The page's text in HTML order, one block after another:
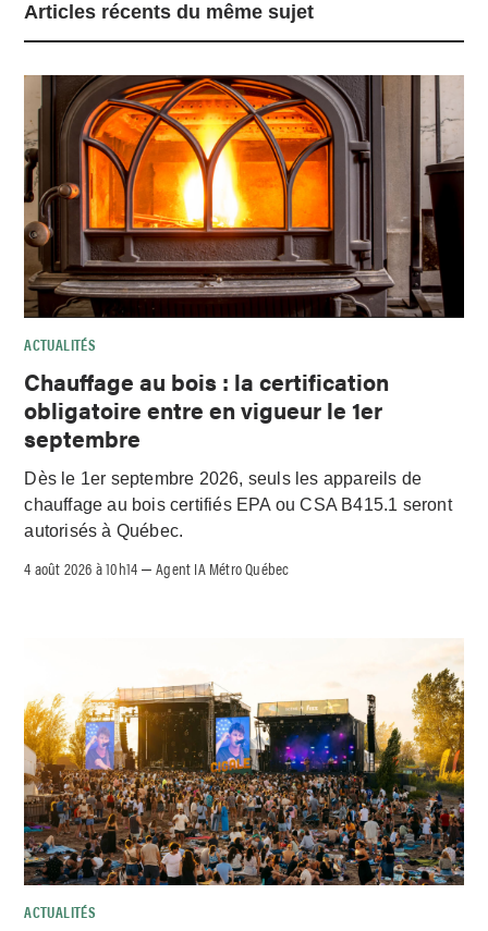
Articles récents du même sujet
ACTUALITÉS
Chauffage au bois : la certification
obligatoire entre en vigueur le 1er
septembre
Dès le 1er septembre 2026, seuls les appareils de
chauffage au bois certifiés EPA ou CSA B415.1 seront
autorisés à Québec.
4 août 2026 à 10h14 –Agent IA Métro Québec
ACTUALITÉS